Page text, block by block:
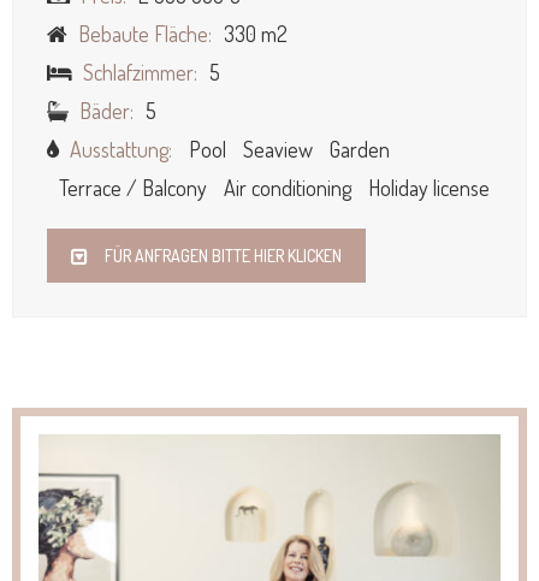
Bebaute Fläche: 330 m2
Schlafzimmer: 5
Bäder: 5
Ausstattung:
Pool Seaview
Garden
Terrace / Balcony
Air conditioning Holiday license
FÜR ANFRAGEN BITTE HIER KLICKEN